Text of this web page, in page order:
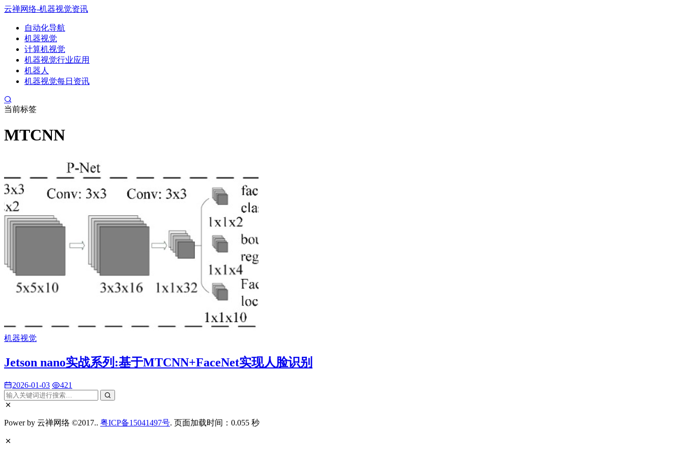
云禅网络-机器视觉资讯
自动化导航
机器视觉
计算机视觉
机器视觉行业应用
机器人
机器视觉每日资讯
当前标签
MTCNN
机器视觉
Jetson nano实战系列:基于MTCNN+FaceNet实现人脸识别
2026-01-03 421
Power by 云禅网络 ©2017.. 粤ICP备15041497号. 页面加载时间：0.055 秒